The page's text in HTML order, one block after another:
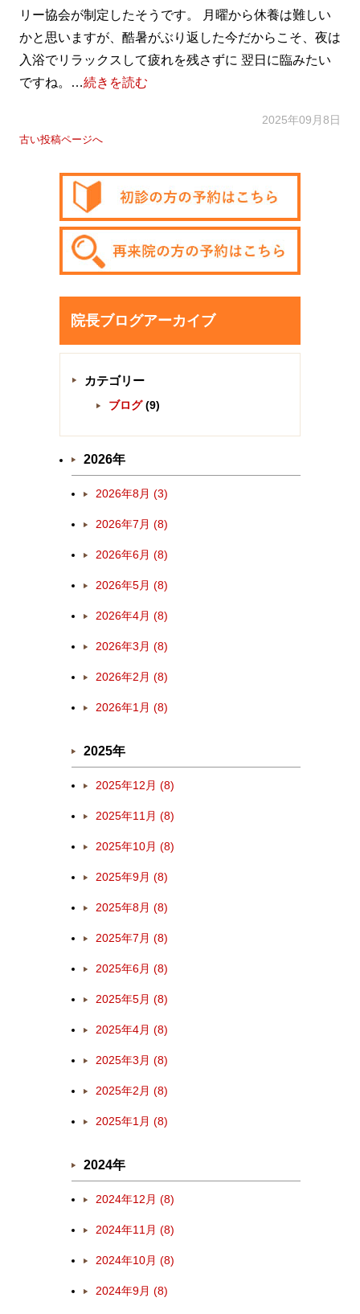
リー協会が制定したそうです。 月曜から休養は難しい
かと思いますが、酷暑がぶり返した今だからこそ、夜は
入浴でリラックスして疲れを残さずに 翌日に臨みたい
ですね。…続きを読む
2025年09月8日
古い投稿ページへ
院長ブログアーカイブ
カテゴリー
ブログ(9)
2026年
2026年8月 (3)
2026年7月 (8)
2026年6月 (8)
2026年5月 (8)
2026年4月 (8)
2026年3月 (8)
2026年2月 (8)
2026年1月 (8)
2025年
2025年12月 (8)
2025年11月 (8)
2025年10月 (8)
2025年9月 (8)
2025年8月 (8)
2025年7月 (8)
2025年6月 (8)
2025年5月 (8)
2025年4月 (8)
2025年3月 (8)
2025年2月 (8)
2025年1月 (8)
2024年
2024年12月 (8)
2024年11月 (8)
2024年10月 (8)
2024年9月 (8)